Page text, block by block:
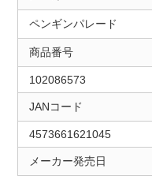
ペンギンパレード
商品番号
102086573
JANコード
4573661621045
メーカー発売日